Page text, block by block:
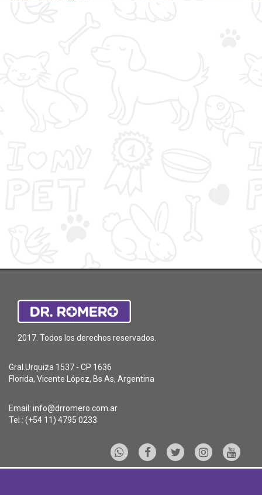
2017. Todos los derechos reservados.
Gral.Urquiza 1537 - CP 1636
Florida, Vicente López, Bs As, Argentina
Email: info@drromero.com.ar
Tel : (+54 11) 4795 0233